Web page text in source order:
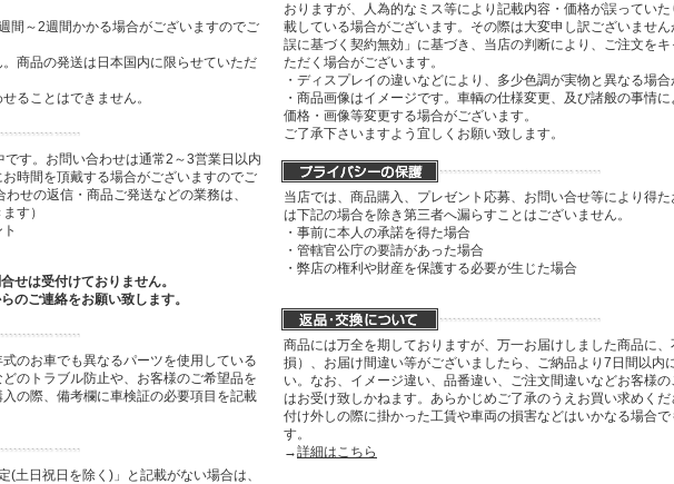
間～2週間かかる場合がございますのでご
商品の発送は日本国内に限らせていただ
ることはできません。
す。お問い合わせは通常2～3営業日以内
時間を頂戴する場合がございますのでご
せの返信・商品ご発送などの業務は、
す）
せは受付けておりません。
のご連絡をお願い致します。
のお車でも異なるパーツを使用している
のトラブル防止や、お客様のご希望品を
の際、備考欄に車検証の必要項目を記載
土日祝日を除く)」と記載がない場合は、
おりますが、人為的なミス等により記載内容・価格が誤ってい
載している場合がございます。その際は大変申し訳ございませ
誤に基づく契約無効」に基づき、当店の判断により、ご注文を
ただく場合がございます。
・ディスプレイの違いなどにより、多少色調が実物と異なる場合
・商品画像はイメージです。車輌の仕様変更、及び諸般の事情に
価格・画像等変更する場合がございます。
ご了承下さいますよう宜しくお願い致します。
当店では、商品購入、プレゼント応募、お問い合せ等により得
は下記の場合を除き第三者へ漏らすことはございません。
・事前に本人の承諾を得た場合
・管轄官公庁の要請があった場合
・弊店の権利や財産を保護する必要が生じた場合
商品には万全を期しておりますが、万一お届けしました商品に
損）、お届け間違い等がございましたら、ご納品より7日間以内
い。なお、イメージ違い、品番違い、ご注文間違いなどお客様
はお受け致しかねます。あらかじめご了承のうえお買い求めくだ
付け外しの際に掛かった工賃や車両の損害などはいかなる場合で
す。
→詳細はこちら